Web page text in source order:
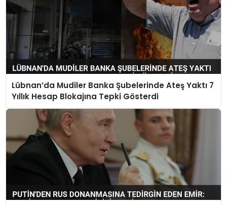
Lübnan’da Mudiler Banka Şubelerinde Ateş Yaktı 7
Yıllık Hesap Blokajına Tepki Gösterdi